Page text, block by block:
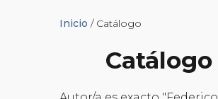
Inicio / Catálogo
Catálogo